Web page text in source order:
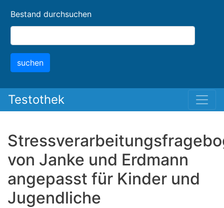
content
Bestand durchsuchen
suchen
Testothek
von Janke und Erdmann
angepasst für Kinder und
Jugendliche